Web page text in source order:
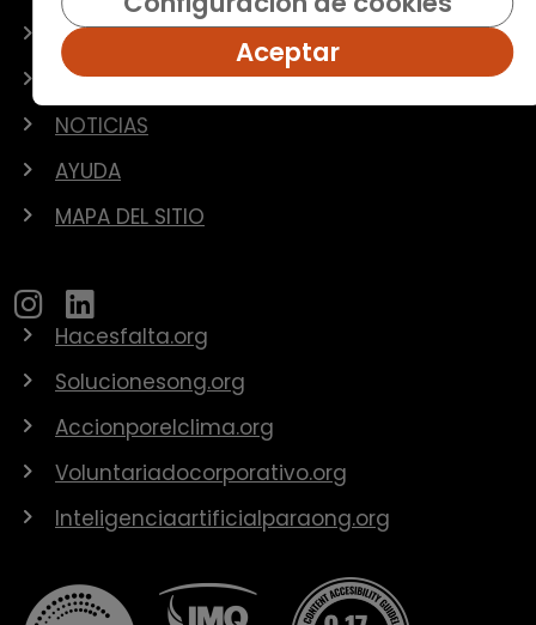
OFERTAS
EMPRESAS
NOTICIAS
AYUDA
MAPA DEL SITIO
Hacesfalta.org
Solucionesong.org
Accionporelclima.org
Voluntariadocorporativo.org
Inteligenciaartificialparaong.org
Aceptar